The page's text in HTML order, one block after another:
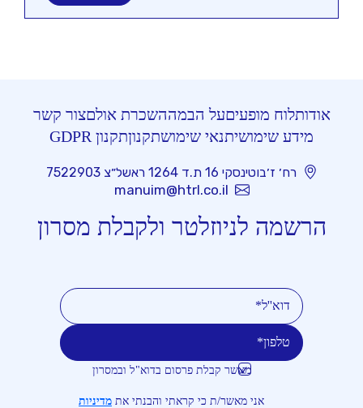
אודותלוח מופעיםעל הבמההשכרת אולםצור קשר
מידע שימושיתנאי שימושתקנוןתקנון GDPR
רח׳ ז׳בוטינסקי 16 ת.ד 1264 ראשל״צ 7522903
manuim@htrl.co.il
הרשמה לניוזלטר ולקבלת מסרון
מאשר קבלת פרסום בדוא"ל ובמסרון
אני מאשר/ת כי קראתי והבנתי את מדיניות